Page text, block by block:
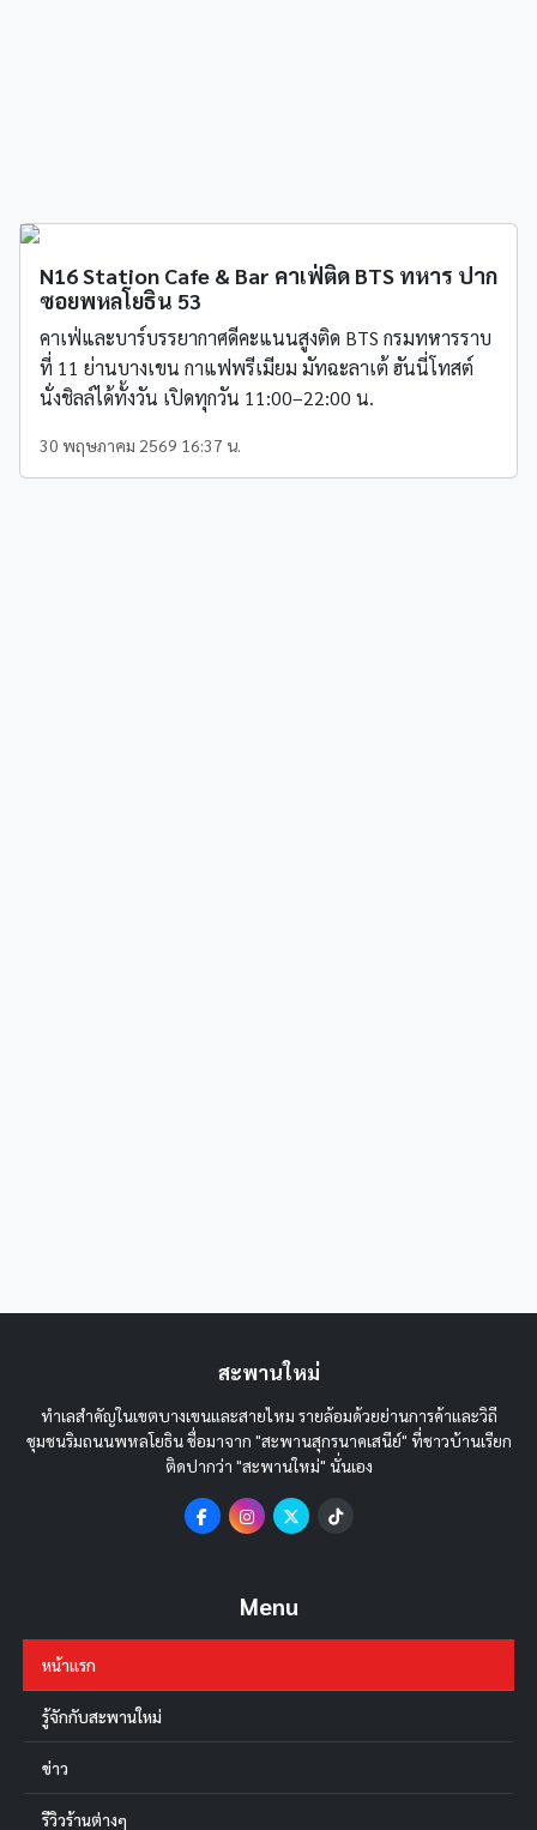
N16 Station Cafe & Bar คาเฟ่ติด BTS ทหาร ปาก
ซอยพหลโยธิน 53
คาเฟ่และบาร์บรรยากาศดีคะแนนสูงติด BTS กรมทหารราบ
ที่ 11 ย่านบางเขน กาแฟพรีเมียม มัทฉะลาเต้ ฮันนี่โทสต์
นั่งชิลล์ได้ทั้งวัน เปิดทุกวัน 11:00–22:00 น.
30 พฤษภาคม 2569 16:37 น.
สะพานใหม่
ทำเลสำคัญในเขตบางเขนและสายไหม รายล้อมด้วยย่านการค้าและวิถี
ชุมชนริมถนนพหลโยธิน ชื่อมาจาก "สะพานสุกรนาคเสนีย์" ที่ชาวบ้านเรียก
ติดปากว่า "สะพานใหม่" นั่นเอง
Menu
หน้าแรก
รู้จักกับสะพานใหม่
ข่าว
รีวิวร้านต่างๆ